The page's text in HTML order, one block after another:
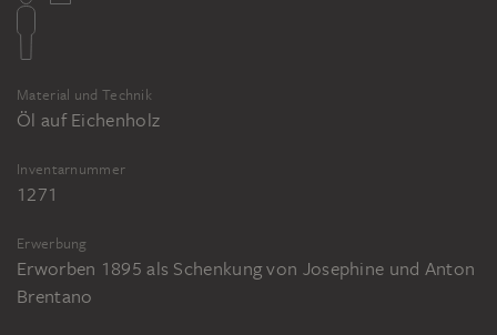
Material und Technik
Öl auf Eichenholz
Inventarnummer
1271
Erwerbung
Erworben 1895 als Schenkung von Josephine und Anton
Brentano